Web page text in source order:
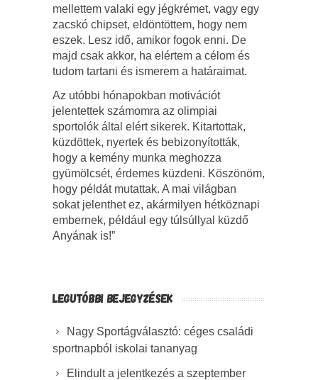
mellettem valaki egy jégkrémet, vagy egy
zacskó chipset, eldöntöttem, hogy nem
eszek. Lesz idő, amikor fogok enni. De
majd csak akkor, ha elértem a célom és
tudom tartani és ismerem a határaimat.
Az utóbbi hónapokban motivációt
jelentettek számomra az olimpiai
sportolók által elért sikerek. Kitartottak,
küzdöttek, nyertek és bebizonyították,
hogy a kemény munka meghozza
gyümölcsét, érdemes küzdeni. Köszönöm,
hogy példát mutattak. A mai világban
sokat jelenthet ez, akármilyen hétköznapi
embernek, például egy túlsúllyal küzdő
Anyának is!”
LEGUTÓBBI BEJEGYZÉSEK
Nagy Sportágválasztó: céges családi
sportnapból iskolai tananyag
Elindult a jelentkezés a szeptember